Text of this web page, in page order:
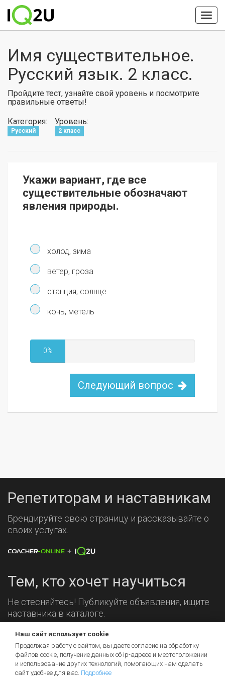
Имя существительное.
Русский язык. 2 класс.
Пройдите тест, узнайте свой уровень и посмотрите
правильные ответы!
Категория:
Русский
Уровень:
2 класс
Укажи вариант, где все
существительные обозначают
явления природы.
холод, зима
ветер, гроза
станция, солнце
конь, метель
0%
Следующий вопрос
Репетиторам и наставникам
Брендируйте свою страницу и рассказывайте о
своих услугах.
Тем, кто хочет научиться
Не стесняйтесь! Публикуйте объявления, ищите
наставника в каталоге.
Мы на связи!
Наш сайт использует cookie
Продолжая работу с сайтом, вы даете согласие на обработку
файлов cookie, получение данных об ip-адресе и местоположении
и использование других технологий, помогающих нам сделать
сайт удобнее для вас. Подробнее